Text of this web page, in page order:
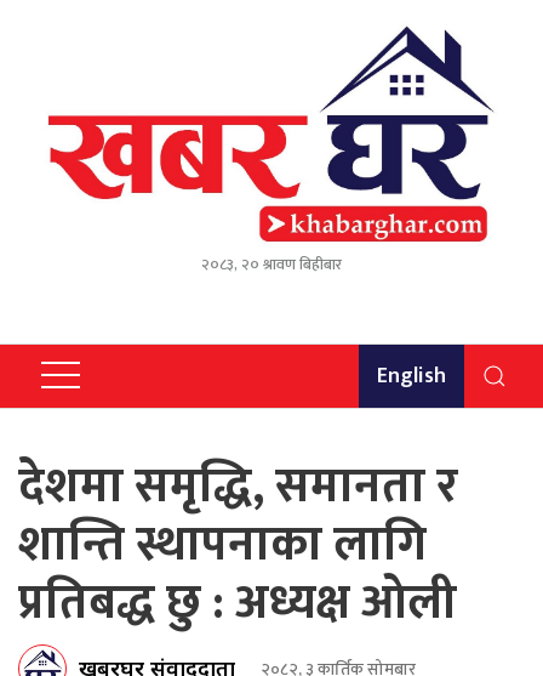
२०८३, २० श्रावण बिहीबार
English
देशमा समृद्धि, समानता र
शान्ति स्थापनाका लागि
प्रतिबद्ध छु : अध्यक्ष ओली
खबरघर संवाददाता २०८२, ३ कार्तिक सोमबार